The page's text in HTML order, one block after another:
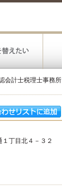
会計士税理士事務所
丁目北４－３２